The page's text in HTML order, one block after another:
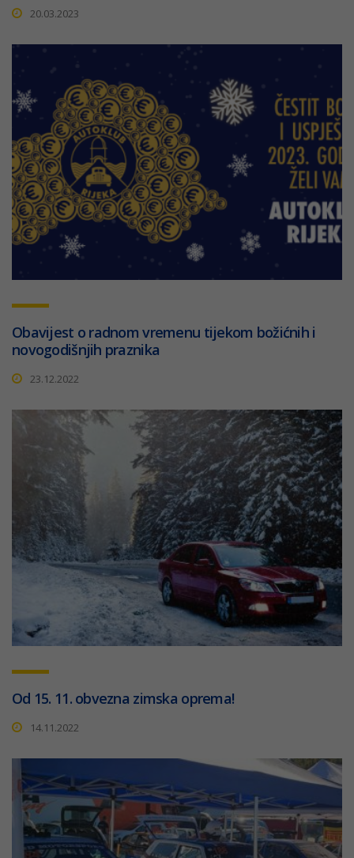
20.03.2023
Obavijest o radnom vremenu tijekom božićnih i
novogodišnjih praznika
23.12.2022
Od 15. 11. obvezna zimska oprema!
14.11.2022